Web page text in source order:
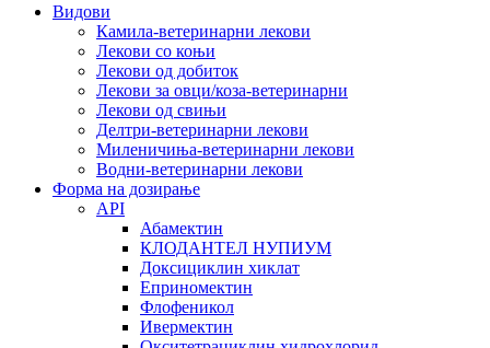
Видови
Камила-ветеринарни лекови
Лекови со коњи
Лекови од добиток
Лекови за овци/коза-ветеринарни
Лекови од свињи
Делтри-ветеринарни лекови
Миленичиња-ветеринарни лекови
Водни-ветеринарни лекови
Форма на дозирање
API
Абамектин
КЛОДАНТЕЛ НУПИУМ
Доксициклин хиклат
Еприномектин
Флофеникол
Ивермектин